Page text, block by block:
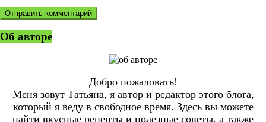
Об авторе
Добро пожаловать!
Меня зовут Татьяна, я автор и редактор этого блога,
который я веду в свободное время. Здесь вы можете
найти вкусные рецепты и полезные советы, а также